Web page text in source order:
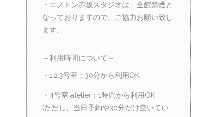
・エノトン赤坂スタジオは、全館禁煙と
なっておりますので、ご協力お願い致し
ます。
～利用時間について～
・1.2.3号室：30分から利用OK
・4号室.atelier：1時間から利用OK
(ただし、当日予約や30分だけ空いてい